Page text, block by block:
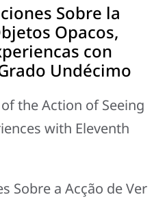
Sobre la
Opacos,
con
Undécimo
the Action of Seeing
with Eleventh
Sobre a Acção de Ver